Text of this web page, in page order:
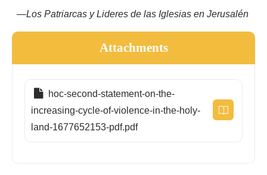
—Los Patriarcas y Lideres de las Iglesias en Jerusalén
Attachments
hoc-second-statement-on-the-
increasing-cycle-of-violence-in-the-holy-
land-1677652153-pdf.pdf